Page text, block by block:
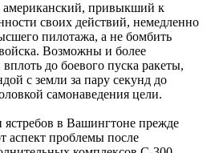
привыкший к
своих действий, немедленно
пилотажа, а не бомбить
Возможны и более
до боевого пуска ракеты,
с земли за пару секунд до
самонаведения цели.
в Вашингтоне прежде
аспект проблемы после